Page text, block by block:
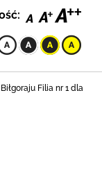
Filia nr 1 dla